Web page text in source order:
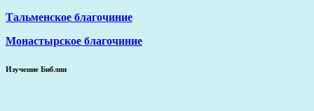
Тальменское благочиние
Монастырское благочиние
Изучение Библии